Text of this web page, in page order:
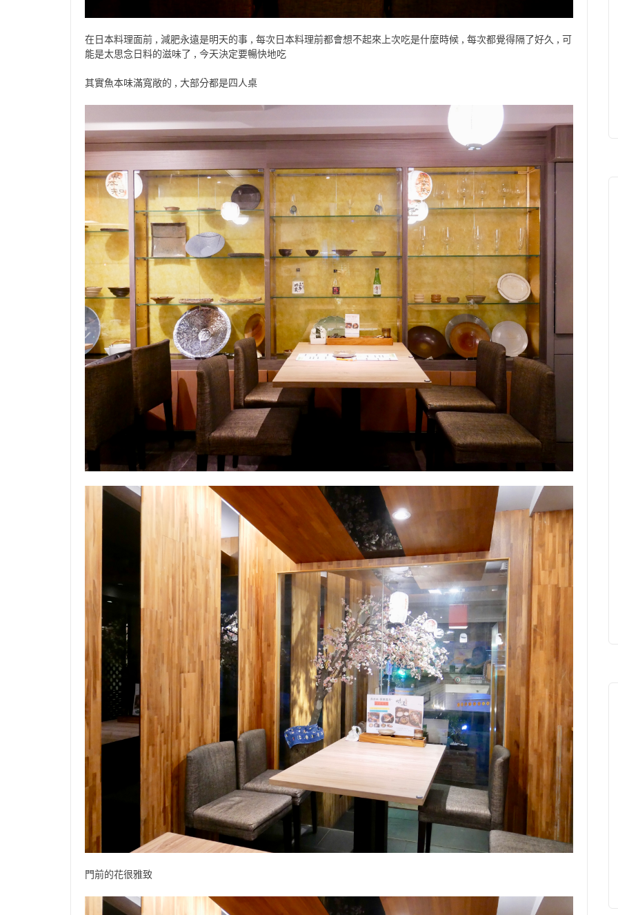
在日本料理面前 , 減肥永遠是明天的事 , 每次日本料理前都會想不起來上次吃是什麼時候 , 每次都覺得隔了好久 , 可
能是太思念日料的滋味了 , 今天決定要暢快地吃
其實魚本味滿寬敞的 , 大部分都是四人桌
門前的花很雅致